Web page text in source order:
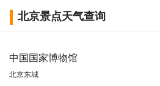
北京景点天气查询
中国国家博物馆
北京东城